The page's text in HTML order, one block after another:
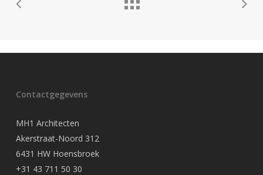
Contactgegevens
MH1 Architecten
Akerstraat-Noord 312
6431 HW Hoensbroek
+31 43 711 50 30